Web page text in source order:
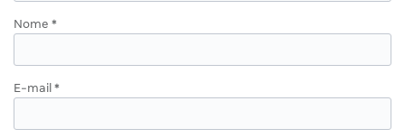
Nome *
E-mail *